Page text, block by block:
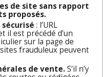
de site sans rapport
proposés.
: l’URL
il est précédé d’un
sur la page de
frauduleux peuvent
de vente.S’il n’y